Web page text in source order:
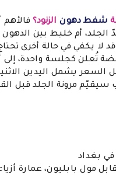
شفط دهون الزنود؟
أم خليط بين
لا يكفي في حالة أخرى
تُعلن كجلسة واحدة، إلى
السعر يشمل اليدين
مرونة الجلد قبل
بغداد
مول بابليون، عمارة